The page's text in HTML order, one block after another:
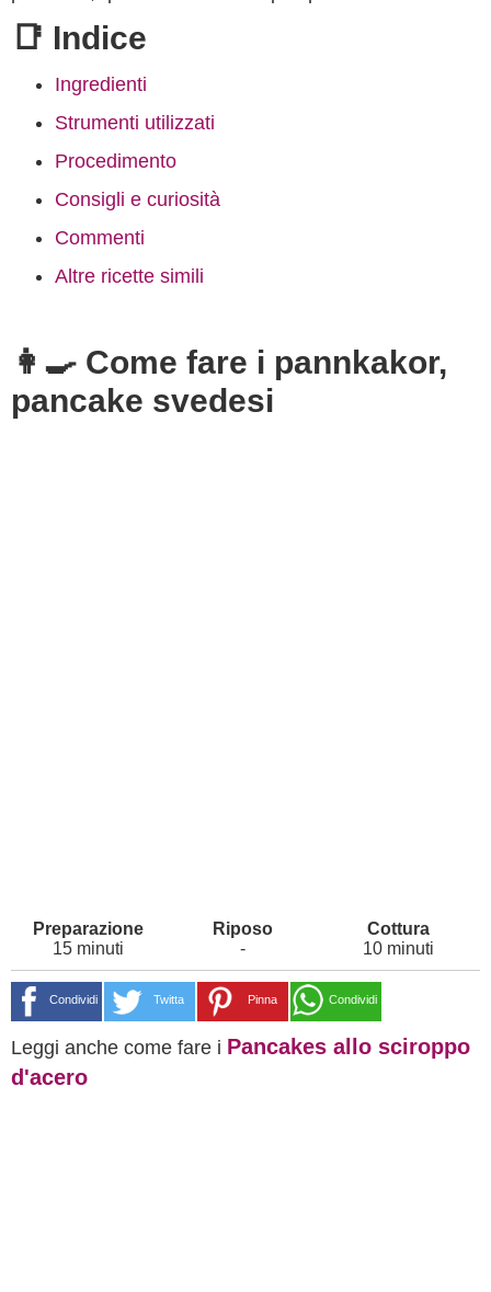
📑 Indice
Ingredienti
Strumenti utilizzati
Procedimento
Consigli e curiosità
Commenti
Altre ricette simili
👩‍🍳 Come fare i pannkakor,
pancake svedesi
15 minuti - 10 minuti
Condividi Twitta Pinna Condividi
Leggi anche come fare i Pancakes allo sciroppo
d'acero